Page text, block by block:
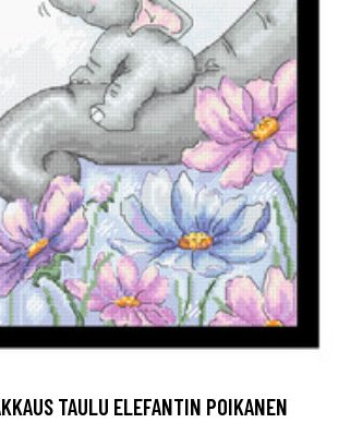
TAULU ELEFANTIN POIKANEN